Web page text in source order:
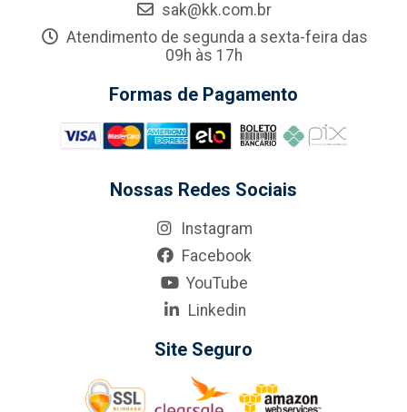
sak@kk.com.br
Atendimento de segunda a sexta-feira das
09h às 17h
Formas de Pagamento
Nossas Redes Sociais
Instagram
Facebook
YouTube
Linkedin
Site Seguro